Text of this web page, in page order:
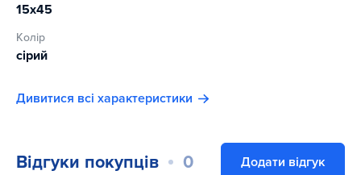
15x45
Колір
сірий
Дивитися всі характеристики
Відгуки покупців 0 Додати відгук